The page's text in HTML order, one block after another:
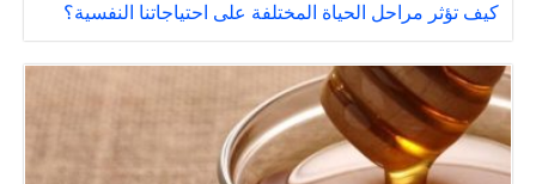
كيف تؤثر مراحل الحياة المختلفة على احتياجاتنا النفسية؟